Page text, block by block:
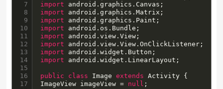
7
8
9
10
11
12
13
14
15
16
17
import
import
import
import
import
import
import
import android.widget.LinearLayout;
public class Image extends Activity {
ImageView imageView = null ;